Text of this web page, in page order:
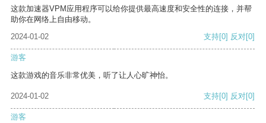
这款加速器VPM应用程序可以给你提供最高速度和安全性的连接，并帮
助你在网络上自由移动。
2024-01-02
支持[0] 反对[0]
游客
这款游戏的音乐非常优美，听了让人心旷神怡。
2024-01-02 支持[0] 反对[0]
游客